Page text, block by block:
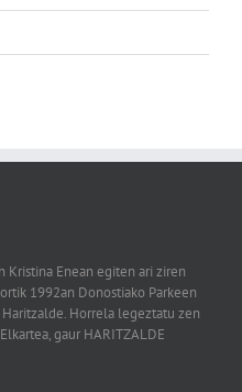
Enean egiten ari ziren
1992an Donostiako Parkeen
Horrela legeztatu zen
gaur HARITZALDE